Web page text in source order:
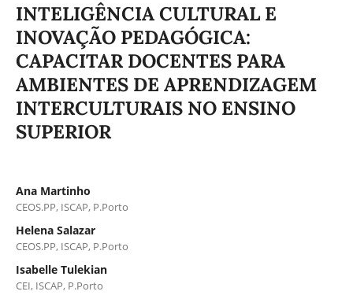
INTELIGÊNCIA CULTURAL E
INOVAÇÃO PEDAGÓGICA:
CAPACITAR DOCENTES PARA
AMBIENTES DE APRENDIZAGEM
INTERCULTURAIS NO ENSINO
SUPERIOR
Ana Martinho
CEOS.PP, ISCAP, P.Porto
Helena Salazar
CEOS.PP, ISCAP, P.Porto
Isabelle Tulekian
CEI, ISCAP, P.Porto